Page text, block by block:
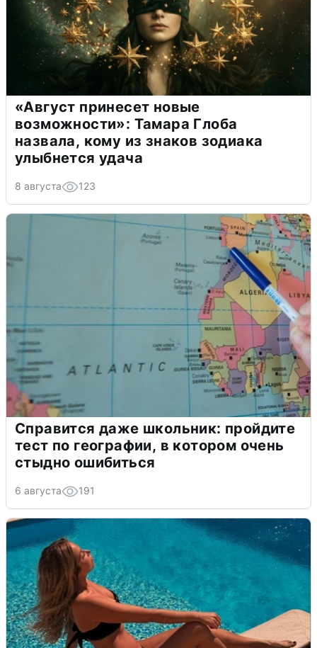
«Август принесет новые
возможности»: Тамара Глоба
назвала, кому из знаков зодиака
улыбнется удача
8 августа 123
Справится даже школьник: пройдите
тест по географии, в котором очень
стыдно ошибиться
6 августа 191